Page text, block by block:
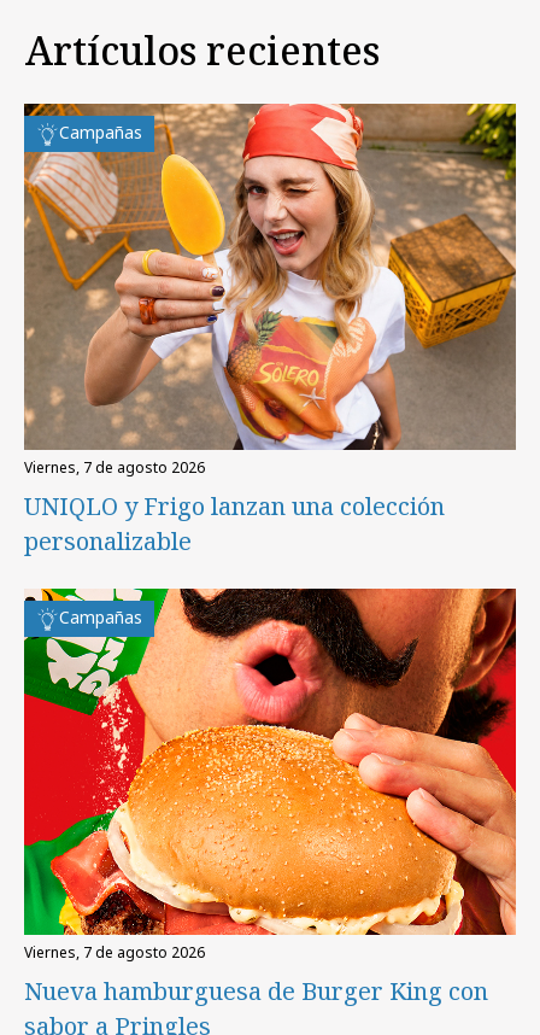
Artículos recientes
Campañas
viernes, 7 de agosto 2026
UNIQLO y Frigo lanzan una colección
personalizable
Campañas
viernes, 7 de agosto 2026
Nueva hamburguesa de Burger King con
sabor a Pringles